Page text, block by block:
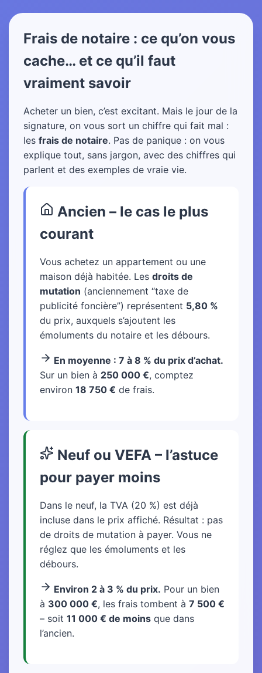
Frais de notaire : ce qu’on vous
cache… et ce qu’il faut
vraiment savoir
Acheter un bien, c’est excitant. Mais le jour de la
signature, on vous sort un chiffre qui fait mal :
les frais de notaire. Pas de panique : on vous
explique tout, sans jargon, avec des chiffres qui
parlent et des exemples de vraie vie.
Ancien – le cas le plus
courant
Vous achetez un appartement ou une
maison déjà habitée. Les droits de
mutation (anciennement “taxe de
publicité foncière”) représentent 5,80 %
du prix, auxquels s’ajoutent les
émoluments du notaire et les débours.
En moyenne : 7 à 8 % du prix d’achat.
Sur un bien à 250 000 €, comptez
environ 18 750 € de frais.
Neuf ou VEFA – l’astuce
pour payer moins
Dans le neuf, la TVA (20 %) est déjà
incluse dans le prix affiché. Résultat : pas
de droits de mutation à payer. Vous ne
réglez que les émoluments et les
débours.
Environ 2 à 3 % du prix. Pour un bien
à 300 000 €, les frais tombent à 7 500 €
– soit 11 000 € de moins que dans
l’ancien.